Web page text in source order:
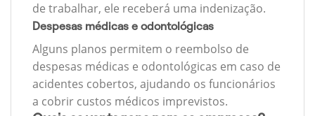
de trabalhar, ele receberá uma indenização.
Despesas médicas e odontológicas
Alguns planos permitem o reembolso de
despesas médicas e odontológicas em caso de
acidentes cobertos, ajudando os funcionários
a cobrir custos médicos imprevistos.